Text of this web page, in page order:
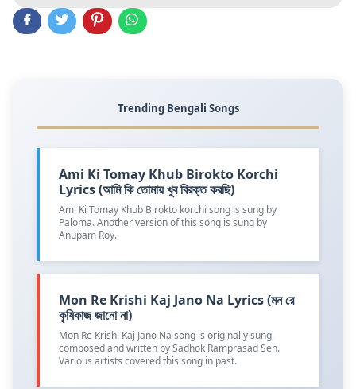
Trending Bengali Songs
Ami Ki Tomay Khub Birokto Korchi
Lyrics (আমি কি তোমায় খুব বিরক্ত করছি)
Ami Ki Tomay Khub Birokto korchi song is sung by
Paloma. Another version of this song is sung by
Anupam Roy.
Mon Re Krishi Kaj Jano Na Lyrics (মন রে
কৃষিকাজ জানো না)
Mon Re Krishi Kaj Jano Na song is originally sung,
composed and written by Sadhok Ramprasad Sen.
Various artists covered this song in past.